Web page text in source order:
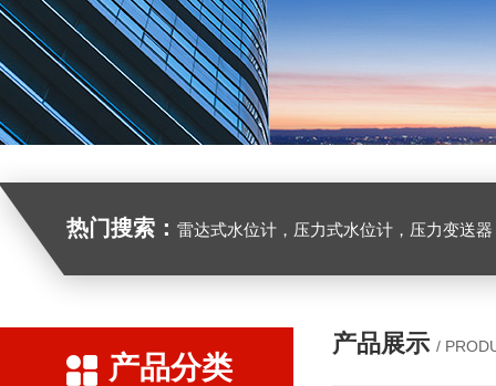
热门搜索： 雷达式水位计，压力式水位计，压力变送器
产品分类
产品展示 /